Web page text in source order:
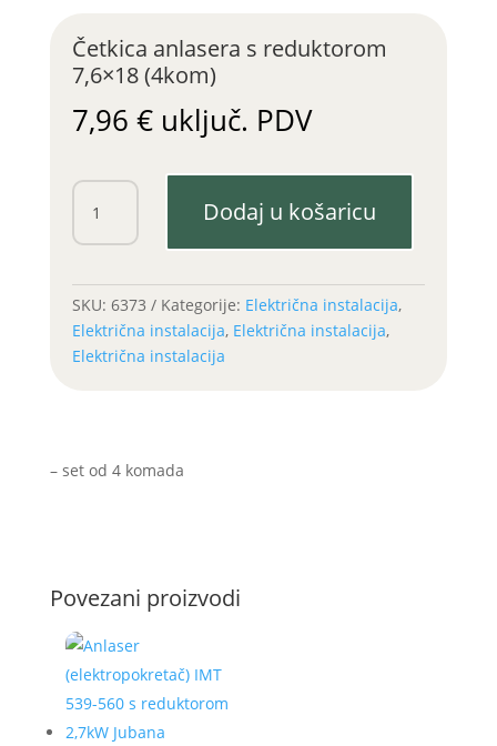
Četkica anlasera s reduktorom
7,6×18 (4kom)
7,96 € uključ. PDV
Četkica
anlasera
s
Dodaj u košaricu
SKU: 6373 Kategorije: Električna instalacija,
Električna instalacija, Električna instalacija,
Električna instalacija
– set od 4 komada
Povezani proizvodi